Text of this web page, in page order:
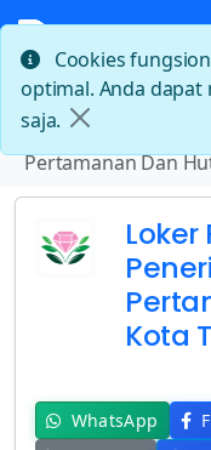
Beranda
Loker
Pertamanan Dan
Kota
WhatsApp
Cookies
optimal. Anda
saja.